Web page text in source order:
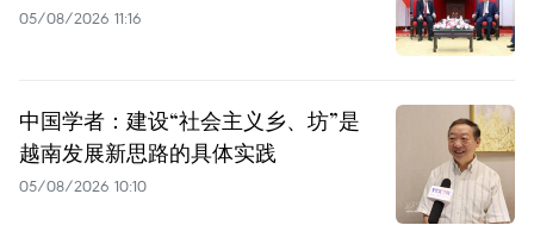
05/08/2026 11:16
中国学者：建设“社会主义乡、坊”是
越南发展新思路的具体实践
05/08/2026 10:10